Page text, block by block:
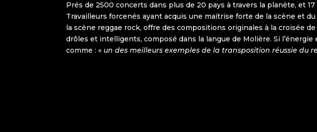
Prés de 2500 concerts dans plus de 20 pays à travers la planète, et
Travailleurs forcenés ayant acquis une maitrise forte de la scène et
la scène reggae rock, offre des compositions originales à la croisée
drôles et intelligents, composé dans la langue de Molière. Si
comme : « un des meilleurs exemples de la transposition réussie du